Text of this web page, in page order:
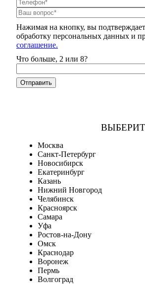
Нажимая на кнопку, вы
обработку персональных данных и
соглашение.
Что больше, 2 или 8?
Москва
Санкт-Петербург
Новосибирск
Екатеринбург
Казань
Нижний Новгород
Челябинск
Красноярск
Самара
Уфа
Ростов-на-Дону
Омск
Краснодар
Воронеж
Пермь
Волгоград